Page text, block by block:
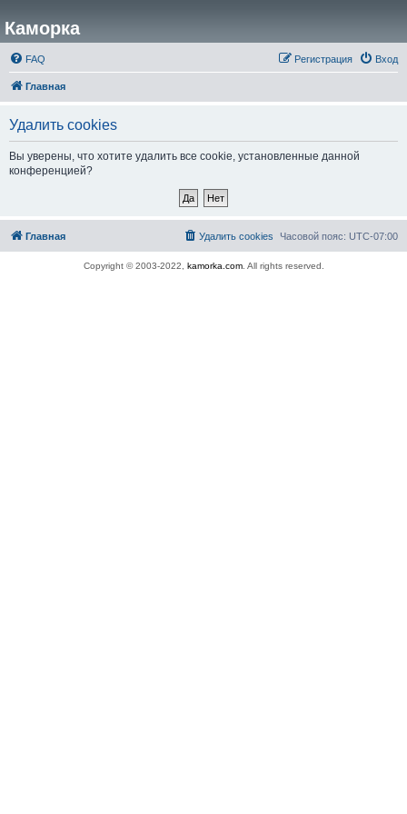
Каморка
FAQ Вход
Регистрация
Главная
Удалить cookies
Вы уверены, что хотите удалить все cookie, установленные данной
конференцией?
Главная Часовой пояс: UTC-07:00
Удалить cookies
Copyright © 2003-2022, kamorka.com. All rights reserved.